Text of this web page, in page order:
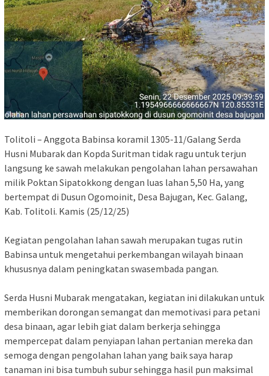
Tolitoli – Anggota Babinsa koramil 1305-11/Galang Serda
Husni Mubarak dan Kopda Suritman tidak ragu untuk terjun
langsung ke sawah melakukan pengolahan lahan persawahan
milik Poktan Sipatokkong dengan luas lahan 5,50 Ha, yang
bertempat di Dusun Ogomoinit, Desa Bajugan, Kec. Galang,
Kab. Tolitoli. Kamis (25/12/25)
Kegiatan pengolahan lahan sawah merupakan tugas rutin
Babinsa untuk mengetahui perkembangan wilayah binaan
khususnya dalam peningkatan swasembada pangan.
Serda Husni Mubarak mengatakan, kegiatan ini dilakukan untuk
memberikan dorongan semangat dan memotivasi para petani
desa binaan, agar lebih giat dalam berkerja sehingga
mempercepat dalam penyiapan lahan pertanian mereka dan
semoga dengan pengolahan lahan yang baik saya harap
tanaman ini bisa tumbuh subur sehingga hasil pun maksimal